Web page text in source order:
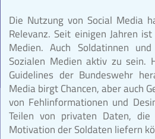
Die Nutzung von Social Media
Relevanz. Seit einigen Jahren
Medien. Auch Soldatinnen
Sozialen Medien aktiv zu sein.
Guidelines der Bundeswehr
Media birgt Chancen, aber auch
von Fehlinformationen und
Teilen von privaten Daten,
Motivation der Soldaten liefern